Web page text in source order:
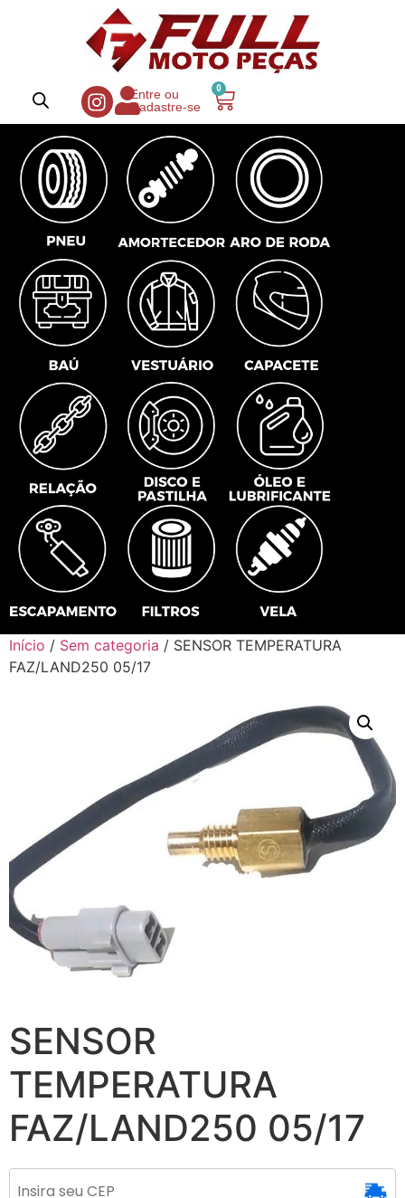
Entre ou
Cadastre-se
0
Início / Sem categoria / SENSOR TEMPERATURA
FAZ/LAND250 05/17
SENSOR
TEMPERATURA
FAZ/LAND250 05/17